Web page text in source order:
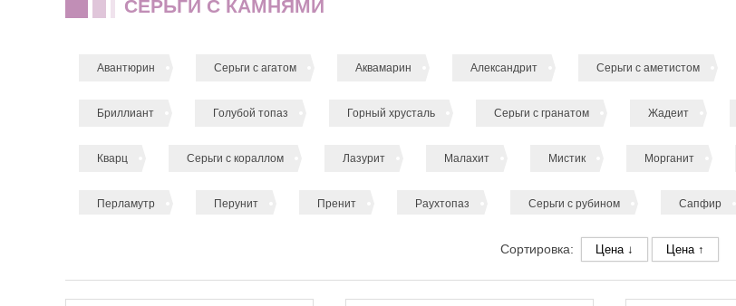
СЕРЬГИ С КАМНЯМИ
Авантюрин Серьги с агатом Аквамарин Александрит Серьги с аметистом
Бриллиант Голубой топаз Горный хрусталь Серьги с гранатом Жадеит
Кварц Серьги с кораллом Лазурит Малахит Мистик Морганит
Перламутр Перунит Пренит Раухтопаз Серьги с рубином Сапфир
Сортировка: Цена ↓ Цена ↑